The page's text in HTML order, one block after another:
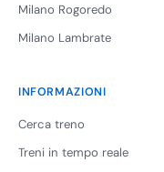
Milano Rogoredo
Milano Lambrate
INFORMAZIONI
Cerca treno
Treni in tempo reale